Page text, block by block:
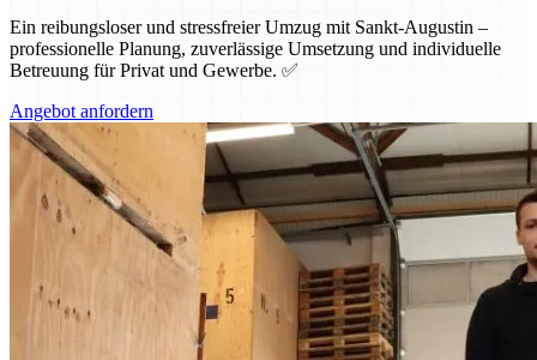
Ein reibungsloser und stressfreier Umzug mit Sankt-Augustin –
professionelle Planung, zuverlässige Umsetzung und individuelle
Betreuung für Privat und Gewerbe. ✅
Angebot anfordern